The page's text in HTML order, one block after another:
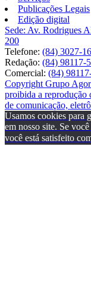
Publicações Legais
Edição digital
Sede: Av. Rodrigues
200
Telefone: (84) 3027-
Redação: (84) 98117-
Comercial: (84)
Copyright Grupo
proibida a reprodução
de comunicação,
Usamos cookies para
em nosso site. Se
você está satisfeito